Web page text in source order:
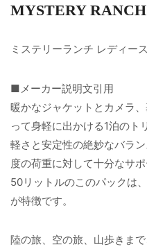
MYSTERY
ミステリーランチ レディー
■メーカー説明文引用
暖かなジャケットとカメラ
って身軽に出かける1泊のト
軽さと安定性の絶妙なバラ
度の荷重に対して十分なサポ
50リットルのこのパックは
が特徴です。
陸の旅、空の旅、山歩きま